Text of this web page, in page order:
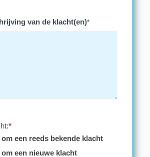
van de klacht(en)*
*
om een reeds bekende klacht
om een nieuwe klacht